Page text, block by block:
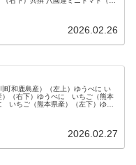
2026.02.26
町和鹿島産）（左上）ゆうべに い
）（右下）ゆうべに いちご（熊本
いちご（熊本県産）（左下）ゆう
2026.02.27